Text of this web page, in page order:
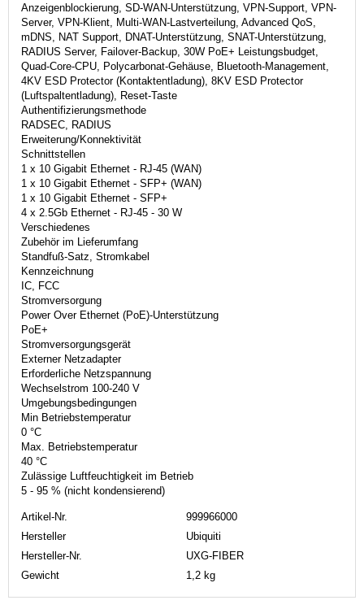
Anzeigenblockierung, SD-WAN-Unterstützung, VPN-Support, VPN-
Server, VPN-Klient, Multi-WAN-Lastverteilung, Advanced QoS,
mDNS, NAT Support, DNAT-Unterstützung, SNAT-Unterstützung,
RADIUS Server, Failover-Backup, 30W PoE+ Leistungsbudget,
Quad-Core-CPU, Polycarbonat-Gehäuse, Bluetooth-Management,
4KV ESD Protector (Kontaktentladung), 8KV ESD Protector
(Luftspaltentladung), Reset-Taste
Authentifizierungsmethode
RADSEC, RADIUS
Erweiterung/Konnektivität
Schnittstellen
1 x 10 Gigabit Ethernet - RJ-45 (WAN)
1 x 10 Gigabit Ethernet - SFP+ (WAN)
1 x 10 Gigabit Ethernet - SFP+
4 x 2.5Gb Ethernet - RJ-45 - 30 W
Verschiedenes
Zubehör im Lieferumfang
Standfuß-Satz, Stromkabel
Kennzeichnung
IC, FCC
Stromversorgung
Power Over Ethernet (PoE)-Unterstützung
PoE+
Stromversorgungsgerät
Externer Netzadapter
Erforderliche Netzspannung
Wechselstrom 100-240 V
Umgebungsbedingungen
Min Betriebstemperatur
0 °C
Max. Betriebstemperatur
40 °C
Zulässige Luftfeuchtigkeit im Betrieb
5 - 95 % (nicht kondensierend)
Artikel-Nr.
999966000
Hersteller
Ubiquiti
Hersteller-Nr.
UXG-FIBER
Gewicht
1,2 kg